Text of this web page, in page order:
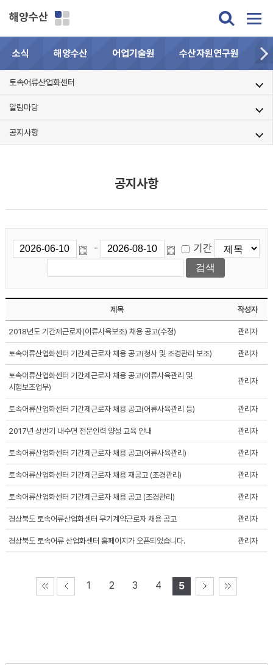
해양수산
소식 해양수산 어업기술원 수산자원연구원
토속어류산업화센터
알림마당
공지사항
공지사항
- 기간
제목 작성자
2018년도 기간제근로자(어류사육보조) 채용 공고(수정) 관리자
토속어류산업화센터 기간제근로자 채용 공고(청사 및 조경관리 보조) 관리자
토속어류산업화센터 기간제근로자 채용 공고(어류사육관리 및
시험보조업무)
관리자
토속어류산업화센터 기간제근로자 채용 공고(어류사육관리 등) 관리자
2017년 상반기 내수면 전문인력 양성 교육 안내 관리자
토속어류산업화센터 기간제근로자 채용 공고(어류사육관리) 관리자
토속어류산업화센터 기간제근로자 채용 재공고 (조경관리) 관리자
토속어류산업화센터 기간제근로자 채용 공고 (조경관리) 관리자
경상북도 토속어류산업화센터 무기계약근로자 채용 공고 관리자
경상북도 토속어류 산업화센터 홈페이지가 오픈되었습니다. 관리자
1 2 3 4 5